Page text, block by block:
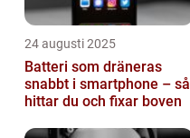
24 augusti 2025
Batteri som dräneras
snabbt i smartphone – så
hittar du och fixar boven